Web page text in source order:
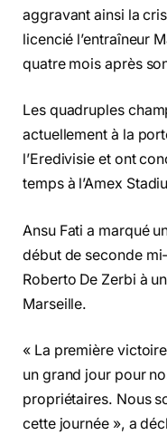
aggravant ainsi la
licencié l’entraîneur
quatre mois après
Les quadruples
actuellement à la
l’Eredivisie et ont
temps à l’Amex
Ansu Fati a marqué
début de seconde
Roberto De Zerbi à
Marseille.
« La première
un grand jour pour
propriétaires. Nous
cette journée », a